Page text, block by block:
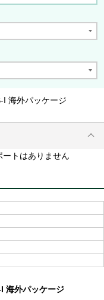
海外パッケージ
トはありません
海外パッケージ